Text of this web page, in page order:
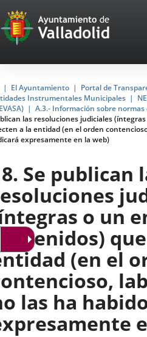
Portal
Web
del
Ayuntamiento
de
Valladolid
El Ayuntamiento Portal de
Instrumentales Municipales
A.3.- Información sobre
las resoluciones judiciales
a la entidad (en el orden
expresamente en la web)
Se publican
o un
(en el
las ha